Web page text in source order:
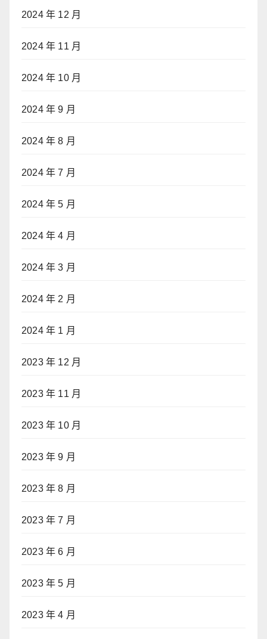
2024 年 12 月
2024 年 11 月
2024 年 10 月
2024 年 9 月
2024 年 8 月
2024 年 7 月
2024 年 5 月
2024 年 4 月
2024 年 3 月
2024 年 2 月
2024 年 1 月
2023 年 12 月
2023 年 11 月
2023 年 10 月
2023 年 9 月
2023 年 8 月
2023 年 7 月
2023 年 6 月
2023 年 5 月
2023 年 4 月